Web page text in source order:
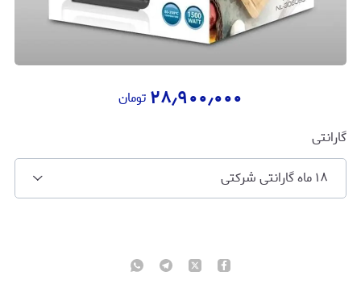
۲۸٫۹۰۰٫۰۰۰ تومان
گارانتی
۱۸ ماه گارانتی شرکتی